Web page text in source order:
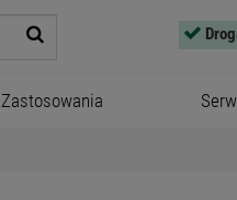
Zastosowania